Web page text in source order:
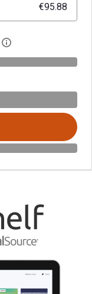
€95.88
Abre el cuadro de